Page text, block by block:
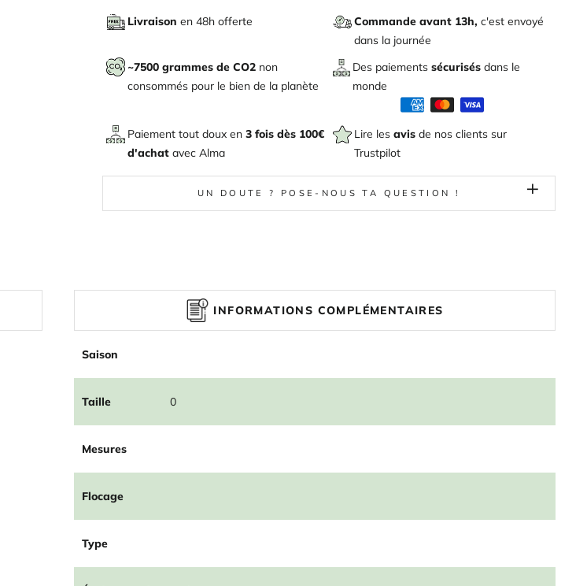
Livraison en 48h offerte Commande avant 13h, c'est envoyé
dans la journée
~7500 grammes de CO2 non
consommés pour le bien de la planète
Des paiements sécurisés dans le
monde
Paiement tout doux en 3 fois dès 100€
d'achat avec Alma
Lire les avis de nos clients sur
Trustpilot
UN DOUTE ? POSE-NOUS TA QUESTION !
INFORMATIONS COMPLÉMENTAIRES
Saison
Taille 0
Mesures
Flocage
Type